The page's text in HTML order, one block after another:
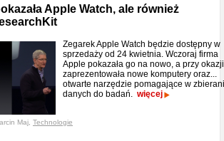
Apple Watch, ale również
Zegarek Apple Watch będzie dostępny w
sprzedaży od 24 kwietnia. Wczoraj firma
Apple pokazała go na nowo, a przy okazji
zaprezentowała nowe komputery oraz...
otwarte narzędzie pomagające w
danych do badań. więcej
Maj, Technologie